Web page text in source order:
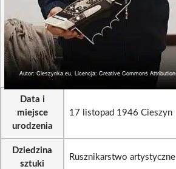
Data i
miejsce
urodzenia
17 listopad 1946 Cieszyn
Dziedzina
sztuki
Rusznikarstwo artystyczne